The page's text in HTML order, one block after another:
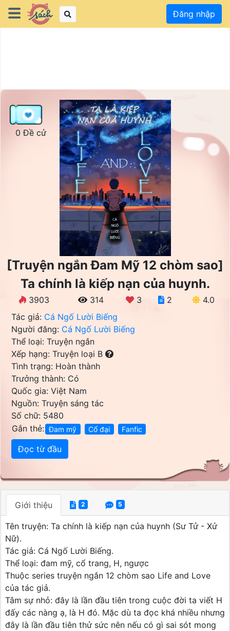
Đăng nhập
0 Đề cử
[Truyện ngắn Đam Mỹ 12 chòm sao]
Ta chính là kiếp nạn của huynh.
3903 314 3 2
4.0
Tác giả: Cá Ngố Lười Biếng
Người đăng: Cá Ngố Lười Biếng
Thể loại: Truyện ngắn
Xếp hạng: Truyện loại B
Tình trạng: Hoàn thành
Trưởng thành: Có
Quốc gia: Việt Nam
Nguồn: Truyện sáng tác
Số chữ: 5480
Gắn thẻ: Đam mỹ Cổ đại Fanfic
Đọc từ đầu
Giới thiệu 2 5
Tên truyện: Ta chính là kiếp nạn của huynh (Sư Tử - Xử
Nữ).
Tác giả: Cá Ngố Lười Biếng.
Thể loại: đam mỹ, cổ trang, H, ngược
Thuộc series truyện ngắn 12 chòm sao Life and Love
của tác giả.
Tâm sự nhỏ: đây là lần đầu tiên trong cuộc đời ta viết H
đấy các nàng ạ, là H đó. Mặc dù ta đọc khá nhiều nhưng
đây là lần đầu tiên thử sức nên nếu có gì sai sót mong